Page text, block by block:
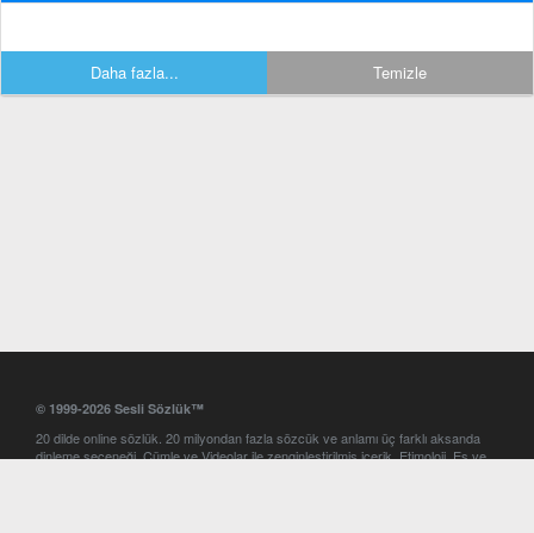
Daha fazla... Temizle
© 1999-2026 Sesli Sözlük™
20 dilde online sözlük. 20 milyondan fazla sözcük ve anlamı üç farklı aksanda
dinleme seçeneği. Cümle ve Videolar ile zenginleştirilmiş içerik. Etimoloji, Eş ve